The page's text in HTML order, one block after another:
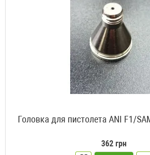
Головка для пистолета ANI F1/
362 грн